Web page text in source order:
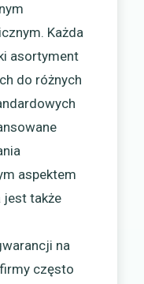
Każda
asortyment
do różnych
aspektem
jest także
na
często